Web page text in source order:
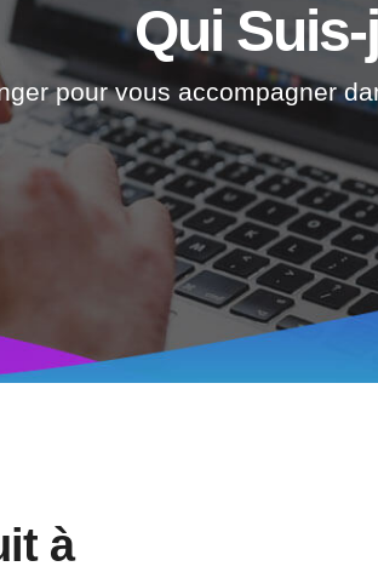
Qui Suis-
pour vous accompagner
à